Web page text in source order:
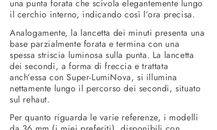
una punta forata che scivola elegantemente lungo
il cerchio interno, indicando così l’ora precisa.
Analogamente, la lancetta dei minuti presenta una
base parzialmente forata e termina con una
spessa striscia luminosa sulla punta. La lancetta
dei secondi, a forma di freccia e trattata
anch’essa con Super-LumiNova, si illumina
nettamente lungo il percorso dei secondi, situato
sul rehaut.
Per quanto riguarda le varie referenze, i modelli